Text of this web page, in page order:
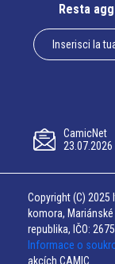
Resta
CamicNet
23.07.2026
Copyright (C)
komora,
republika, IČO:
Informace o
akcích CAMIC